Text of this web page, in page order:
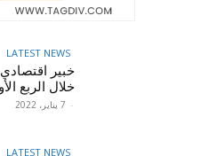
LATEST NEWS
خبير
خلال الربع
- 7 يناير، 2022
LATEST NEWS